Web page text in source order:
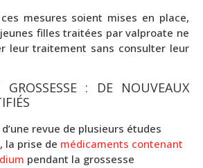
mesures soient mises en place,
filles traitées par valproate ne
leur traitement sans consulter leur
GROSSESSE : DE NOUVEAUX
revue de plusieurs études
la prise de médicaments contenant
pendant la grossesse